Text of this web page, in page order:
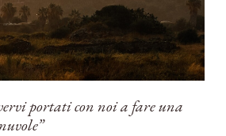
portati con noi a fare una